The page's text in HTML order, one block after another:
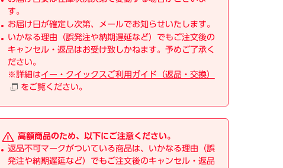
す。
お届け日が確定し次第、メールでお知らせいたします。
いかなる理由（誤発注や納期遅延など）でもご注文後の
キャンセル・返品はお受け致しかねます。予めご了承く
ださい。
※詳細はイー・クイックスご利用ガイド（返品・交換）
をご覧ください。
高額商品のため、以下にご注意ください。
返品不可マークがついている商品は、いかなる理由（誤
発注や納期遅延など）でもご注文後のキャンセル・返品